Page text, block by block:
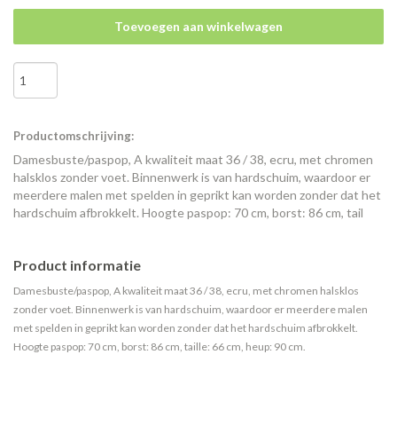
Toevoegen aan winkelwagen
Productomschrijving:
Damesbuste/paspop, A kwaliteit maat 36 / 38, ecru, met chromen
halsklos zonder voet. Binnenwerk is van hardschuim, waardoor er
meerdere malen met spelden in geprikt kan worden zonder dat het
hardschuim afbrokkelt. Hoogte paspop: 70 cm, borst: 86 cm, tail
Product informatie
Damesbuste/paspop, A kwaliteit maat 36 / 38, ecru, met chromen halsklos
zonder voet. Binnenwerk is van hardschuim, waardoor er meerdere malen
met spelden in geprikt kan worden zonder dat het hardschuim afbrokkelt.
Hoogte paspop: 70 cm, borst: 86 cm, taille: 66 cm, heup: 90 cm.